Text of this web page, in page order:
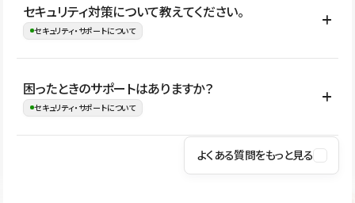
はい。CMSやコンポーネントを活用して更新範囲を設計しておく
ことで、デザインを崩しにくい状態で運用できます。 さらにコン
ながらレイアウトに影響を与えずに更新作業を進めやすくなりま
す。
セキュリティ対策について教えてください。
セキュリティ・サポートについて
Studioでは、公開サイトやサービスを安全に利用できるよう、通信
の暗号化、データ保護、アクセス管理、脆弱性対策など、複数の観
はSSL/TLSによる通信暗号化に対応しており、悪質なスクリプトの
困ったときのサポートはありますか？
セキュリティ・サポートについて
操作方法や機能については、ヘルプセンターでご確認いただけま
よくある質問をもっと見る